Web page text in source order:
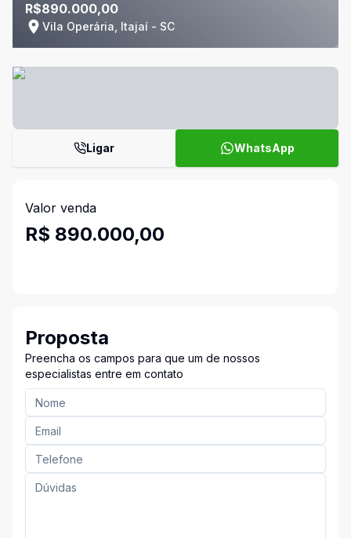
R$890.000,00
Vila Operária, Itajaí - SC
Ligar WhatsApp
Valor venda
R$ 890.000,00
Proposta
Preencha os campos para que um de nossos
especialistas entre em contato